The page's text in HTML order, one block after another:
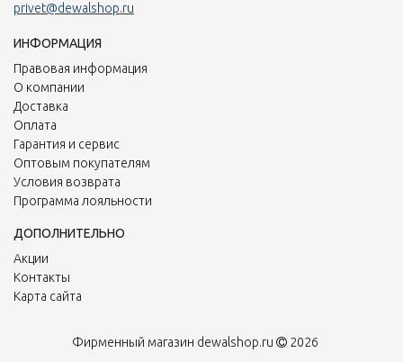
privet@dewalshop.ru
ИНФОРМАЦИЯ
Правовая информация
О компании
Доставка
Оплата
Гарантия и сервис
Оптовым покупателям
Условия возврата
Программа лояльности
ДОПОЛНИТЕЛЬНО
Акции
Контакты
Карта сайта
Фирменный магазин dewalshop.ru 2026